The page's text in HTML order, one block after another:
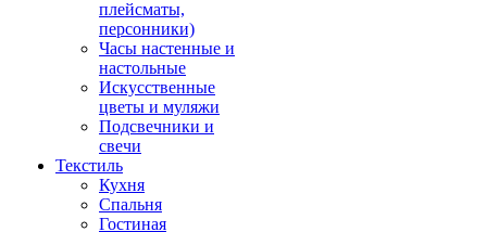
плейсматы,
персонники)
Часы настенные и
настольные
Искусственные
цветы и муляжи
Подсвечники и
свечи
Текстиль
Кухня
Спальня
Гостиная